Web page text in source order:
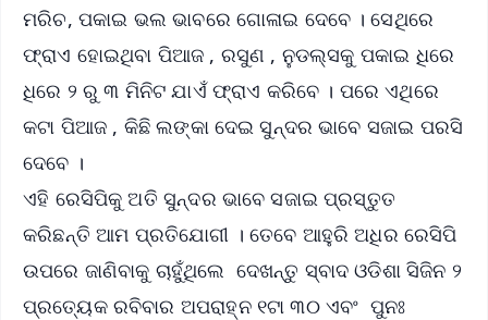
ମରିଚ, ପକାଇ ଭଲ ଭାବରେ ଗୋଳାଇ ଦେବେ । ସେଥିରେ
ଫ୍ରାଏ ହୋଇଥିବା ପିଆଜ , ରସୁଣ , ନୁଡଲ୍ସକୁ ପକାଇ ଧିରେ
ଧିରେ ୨ ରୁ ୩ ମିନିଟ ଯାଏଁ ଫ୍ରାଏ କରିବେ । ପରେ ଏଥିରେ
କଟା ପିଆଜ , କିଛି ଲଙ୍କା ଦେଇ ସୁନ୍ଦର ଭାବେ ସଜାଇ ପରସି
ଦେବେ ।
ଏହି ରେସିପିକୁ ଅତି ସୁନ୍ଦର ଭାବେ ସଜାଇ ପ୍ରସ୍ତୁତ
କରିଛନ୍ତି ଆମ ପ୍ରତିଯୋଗୀ । ତେବେ ଆହୁରି ଅଧିର ରେସିପି
ଉପରେ ଜାଣିବାକୁ ଚାହୁଁଥିଲେ ଦେଖନ୍ତୁ ସ୍ବାଦ ଓଡିଶା ସିଜିନ ୨
ପ୍ରତ୍ୟେକ ରବିବାର ଅପରାହ୍ନ ୧ଟା ୩୦ ଏବଂ ପୁନଃ